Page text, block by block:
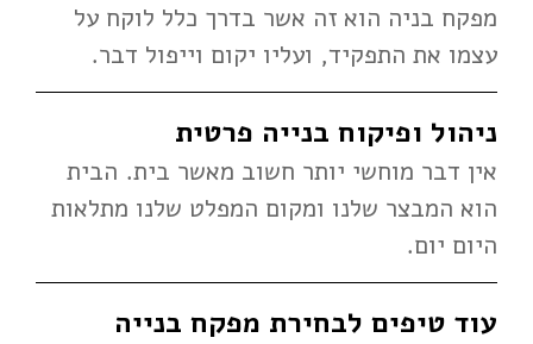
מפקח בניה הוא זה אשר בדרך כלל לוקח על
עצמו את התפקיד, ועליו יקום וייפול דבר.
ניהול ופיקוח בנייה פרטית
אין דבר מוחשי יותר חשוב מאשר בית. הבית
הוא המבצר שלנו ומקום המפלט שלנו מתלאות
היום יום.
עוד טיפים לבחירת מפקח בנייה